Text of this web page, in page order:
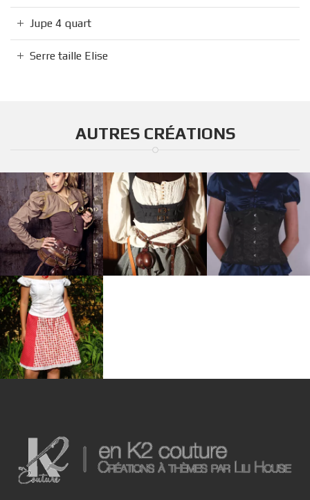
Jupe 4 quart
Serre taille Elise
AUTRES CRÉATIONS